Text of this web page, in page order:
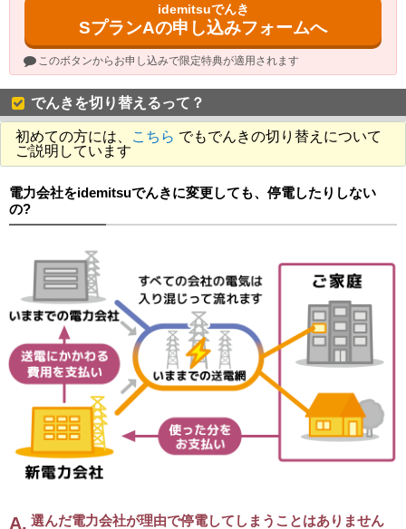
idemitsuでんき
SプランAの申し込みフォームへ
このボタンからお申し込みで限定特典が適用されます
でんきを切り替えるって？
初めての方には、 こちら でもでんきの切り替えについて
ご説明しています
電力会社をidemitsuでんきに変更しても、停電したりしない
の?
選んだ電力会社が理由で停電してしまうことはありません